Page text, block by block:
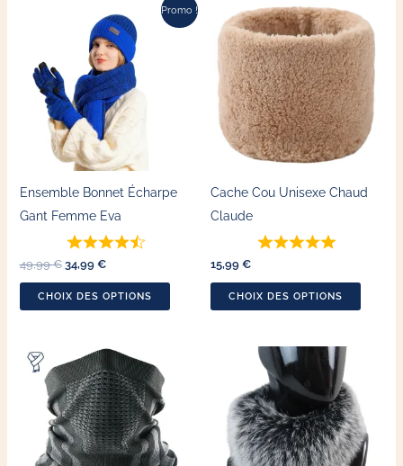
Promo !
Ensemble Bonnet Écharpe
Gant Femme​ Eva
49,99€
initial
était :
49,99 €.
34,99 €
prix
actuel
est :
34,99 €.
CHOIX DES OPTIONS
Ce
produit
variations.
être
choisies
page
du
Cache Cou Unisexe Chaud
Claude
15,99 €
CHOIX DES OPTIONS
produit
a
Les
options
être
page
du